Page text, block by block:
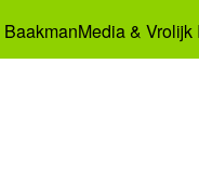
BaakmanMedia& Vrolijk